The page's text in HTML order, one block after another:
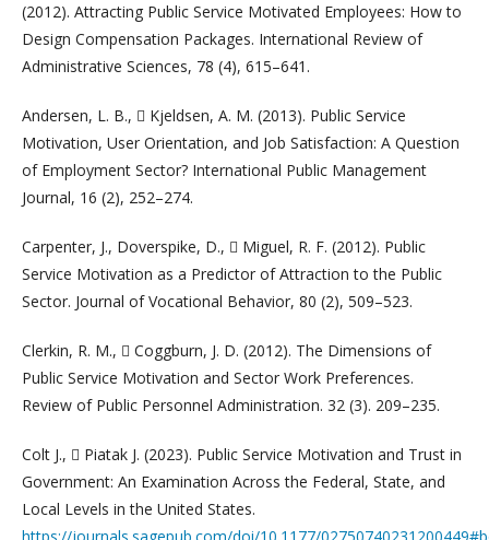
(2012). Attracting Public Service Motivated Employees: How to
Design Compensation Packages. International Review of
Administrative Sciences, 78 (4), 615–641.
Andersen, L. B.,  Kjeldsen, A. M. (2013). Public Service
Motivation, User Orientation, and Job Satisfaction: A Question
of Employment Sector? International Public Management
Journal, 16 (2), 252–274.
Carpenter, J., Doverspike, D.,  Miguel, R. F. (2012). Public
Service Motivation as a Predictor of Attraction to the Public
Sector. Journal of Vocational Behavior, 80 (2), 509–523.
Clerkin, R. M.,  Coggburn, J. D. (2012). The Dimensions of
Public Service Motivation and Sector Work Preferences.
Review of Public Personnel Administration. 32 (3). 209–235.
Colt J.,  Piatak J. (2023). Public Service Motivation and Trust in
Government: An Examination Across the Federal, State, and
Local Levels in the United States.